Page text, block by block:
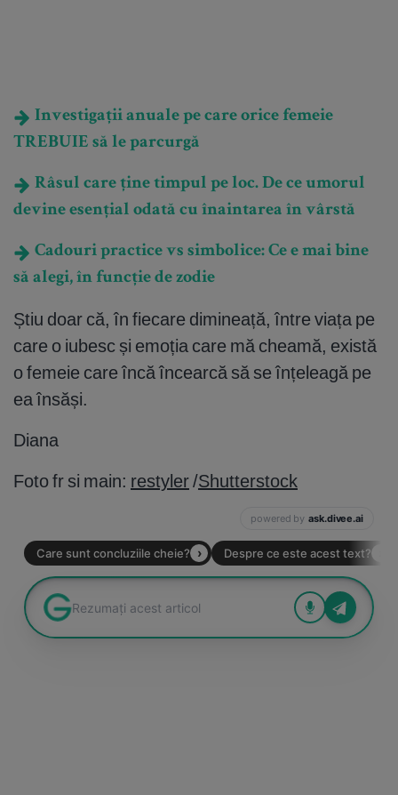
Investigații anuale pe care orice femeie
TREBUIE să le parcurgă
Râsul care ține timpul pe loc. De ce umorul
devine esențial odată cu înaintarea în vârstă
Cadouri practice vs simbolice: Ce e mai bine
să alegi, în funcție de zodie
Știu doar că, în fiecare dimineață, între viața pe
care o iubesc și emoția care mă cheamă, există
o femeie care încă încearcă să se înțeleagă pe
ea însăși.
Diana
Foto fr si main: restyler/Shutterstock